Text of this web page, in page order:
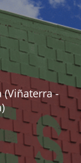
(Viñaterra -